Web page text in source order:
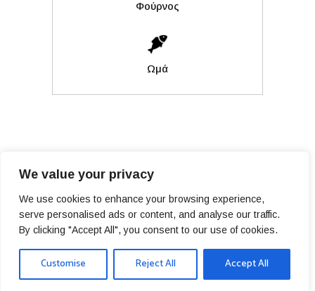
We value your privacy
We use cookies to enhance your browsing experience,
serve personalised ads or content, and analyse our traffic.
By clicking "Accept All", you consent to our use of cookies.
Customise Reject All Accept All
Φούρνος
Ωμά
© COPYRIGHT BLUE ISLAND 2025, ALL RIGHTS RESERVED